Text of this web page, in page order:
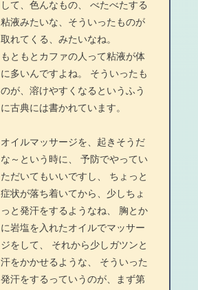
して、色んなもの、 べたべたする
粘液みたいな、そういったものが
取れてくる、みたいなね。
もともとカファの人って粘液が体
に多いんですよね。 そういったも
のが、溶けやすくなるというふう
に古典には書かれています。
オイルマッサージを、起きそうだ
な～という時に、 予防でやってい
ただいてもいいですし、 ちょっと
症状が落ち着いてから、少しちょ
っと発汗をするようなね、 胸とか
に岩塩を入れたオイルでマッサー
ジをして、 それから少しガツンと
汗をかかせるような、 そういった
発汗をするっていうのが、まず第